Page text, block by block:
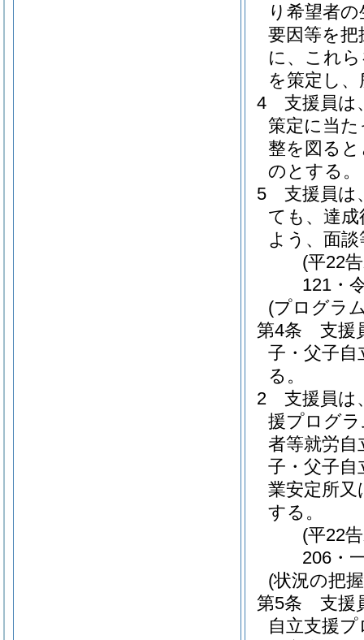
り希望者
要因等を
に、これ
を策定し
4
支援員は
策定に当
整を図る
のとする。
5
支援員は
ても、達
よう、面
(平22
121・
(プログラ
第4条
支援
子・父子
る。
2
支援員は
援プログ
者等就労自
子・父子
業安定所
する。
(平22
206・
(状況の把
第5条
支援
自立支援